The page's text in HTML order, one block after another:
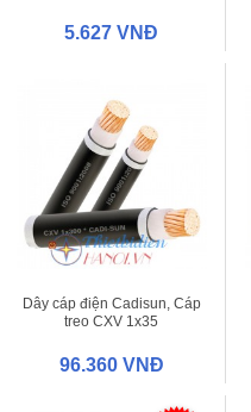
5.627 VNĐ
Dây cáp điện Cadisun, Cáp
treo CXV 1x35
96.360 VNĐ